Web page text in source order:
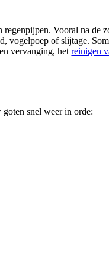
Vooral na de
vogelpoep of slijtage.
en vervanging, hetreinigen
snel weer in orde: